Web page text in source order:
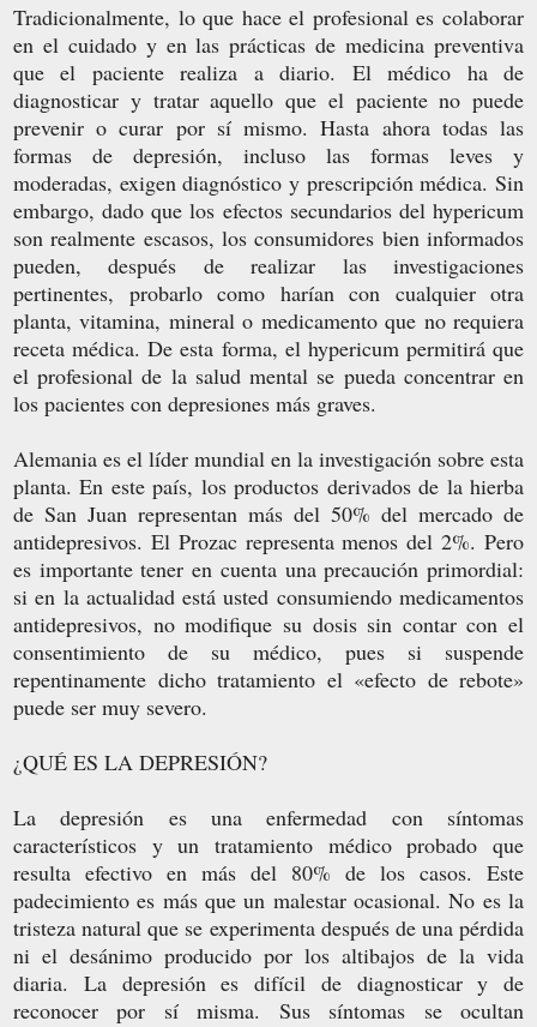
Tradicionalmente, lo que hace el profesional es colaborar
en el cuidado y en las prácticas de medicina preventiva
que el paciente realiza a diario. El médico ha de
diagnosticar y tratar aquello que el paciente no puede
prevenir o curar por sí mismo. Hasta ahora todas las
formas de depresión, incluso las formas leves y
moderadas, exigen diagnóstico y prescripción médica. Sin
embargo, dado que los efectos secundarios del hypericum
son realmente escasos, los consumidores bien informados
pueden, después de realizar las investigaciones
pertinentes, probarlo como harían con cualquier otra
planta, vitamina, mineral o medicamento que no requiera
receta médica. De esta forma, el hypericum permitirá que
el profesional de la salud mental se pueda concentrar en
los pacientes con depresiones más graves.
Alemania es el líder mundial en la investigación sobre esta
planta. En este país, los productos derivados de la hierba
de San Juan representan más del 50% del mercado de
antidepresivos. El Prozac representa menos del 2%. Pero
es importante tener en cuenta una precaución primordial:
si en la actualidad está usted consumiendo medicamentos
antidepresivos, no modifique su dosis sin contar con el
consentimiento de su médico, pues si suspende
repentinamente dicho tratamiento el «efecto de rebote»
puede ser muy severo.
¿QUÉ ES LA DEPRESIÓN?
La depresión es una enfermedad con síntomas
característicos y un tratamiento médico probado que
resulta efectivo en más del 80% de los casos. Este
padecimiento es más que un malestar ocasional. No es la
tristeza natural que se experimenta después de una pérdida
ni el desánimo producido por los altibajos de la vida
diaria. La depresión es difícil de diagnosticar y de
reconocer por sí misma. Sus síntomas se ocultan